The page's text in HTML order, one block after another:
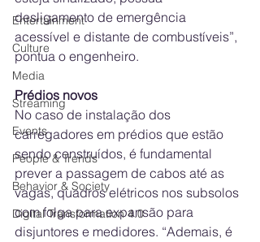
Entertainment
Culture
Media
Streaming
Events
People & Trends
Behavior & Society
Digital Transformation 4.0
desligamento de emergência
acessível e distante de combustíveis”,
pontua o engenheiro.
Prédios novos
No caso de instalação dos
carregadores em prédios que estão
sendo construídos, é fundamental
prever a passagem de cabos até as
vagas, quadros elétricos nos subsolos
com folga para expansão para
disjuntores e medidores. “Ademais, é